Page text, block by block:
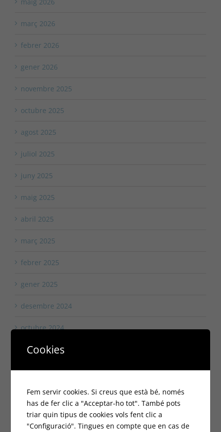
març 2026
febrer 2026
gener 2026
novembre 2025
octubre 2025
agost 2025
juliol 2025
juny 2025
maig 2025
abril 2025
març 2025
febrer 2025
gener 2025
desembre 2024
octubre 2024
setembre 2024
agost 2024
juliol 2024
juny 2024
Cookies
Fem servir cookies. Si creus que està bé, només
has de fer clic a "Acceptar-ho tot". També pots
triar quin tipus de cookies vols fent clic a
"Configuració". Tingues en compte que en cas de